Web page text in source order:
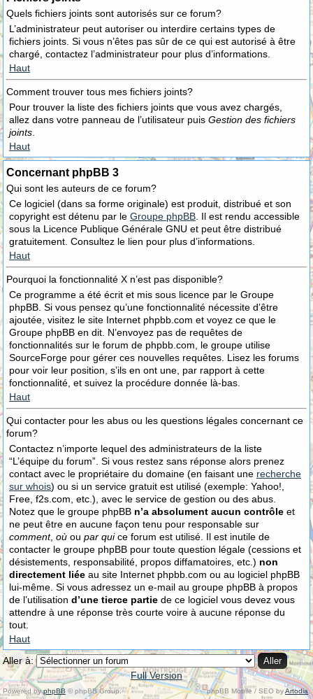
Quels fichiers joints sont autorisés sur ce forum?
L’administrateur peut autoriser ou interdire certains types de
fichiers joints. Si vous n’êtes pas sûr de ce qui est autorisé à être
chargé, contactez l’administrateur pour plus d’informations.
Haut
Comment trouver tous mes fichiers joints?
Pour trouver la liste des fichiers joints que vous avez chargés,
allez dans votre panneau de l’utilisateur puis Gestion des fichiers
joints
Haut
Concernant phpBB 3
Qui sont les auteurs de ce forum?
Ce logiciel (dans sa forme originale) est produit, distribué et son
copyright est détenu par le Groupe phpBB . Il est rendu accessible
sous la Licence Publique Générale GNU et peut être distribué
gratuitement. Consultez le lien pour plus d’informations.
Haut
Pourquoi la fonctionnalité X n’est pas disponible?
Ce programme a été écrit et mis sous licence par le Groupe
phpBB. Si vous pensez qu’une fonctionnalité nécessite d’être
ajoutée, visitez le site Internet phpbb.com et voyez ce que le
Groupe phpBB en dit. N’envoyez pas de requêtes de
fonctionnalités sur le forum de phpbb.com, le groupe utilise
SourceForge pour gérer ces nouvelles requêtes. Lisez les forums
pour voir leur position, s’ils en ont une, par rapport à cette
fonctionnalité, et suivez la procédure donnée là-bas.
Haut
Qui contacter pour les abus ou les questions légales concernant ce
forum?
Contactez n’importe lequel des administrateurs de la liste
“L’équipe du forum”. Si vous restez sans réponse alors prenez
contact avec le propriétaire du domaine (en faisant une recherche
sur whois) ou si un service gratuit est utilisé (exemple: Yahoo!,
Free, f2s.com, etc.), avec le service de gestion ou des abus.
Notez que le groupe phpBB n’a absolument aucun contrôle et
ne peut être en aucune façon tenu pour responsable sur
comment, où ou par quice forum est utilisé. Il est inutile de
contacter le groupe phpBB pour toute question légale (cessions et
désistements, responsabilité, propos diffamatoires, etc.) non
directement liée au site Internet phpbb.com ou au logiciel phpBB
lui-même. Si vous adressez un e-mail au groupe phpBB à propos
de l’utilisation d’une tierce partie de ce logiciel vous devez vous
attendre à une réponse très courte voire à aucune réponse du
tout.
Haut
Aller à:
Full Version
Powered byphpBB © phpBB Group. phpBB Mobile / SEO byArtodia.